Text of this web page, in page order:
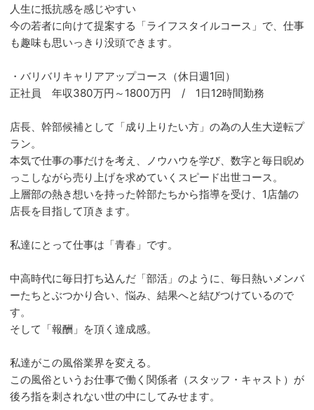
人生に抵抗感を感じやすい
今の若者に向けて提案する「ライフスタイルコース」で、仕事
も趣味も思いっきり没頭できます。
・バリバリキャリアアップコース（休日週1回）
正社員 年収380万円～1800万円 / 1日12時間勤務
店長、幹部候補として「成り上りたい方」の為の人生大逆転プ
ラン。
本気で仕事の事だけを考え、ノウハウを学び、数字と毎日睨め
っこしながら売り上げを求めていくスピード出世コース。
上層部の熱き想いを持った幹部たちから指導を受け、1店舗の
店長を目指して頂きます。
私達にとって仕事は「青春」です。
中高時代に毎日打ち込んだ「部活」のように、毎日熱いメンバ
ーたちとぶつかり合い、悩み、結果へと結びつけているので
す。
そして「報酬」を頂く達成感。
私達がこの風俗業界を変える。
この風俗というお仕事で働く関係者（スタッフ・キャスト）が
後ろ指を刺されない世の中にしてみせます。